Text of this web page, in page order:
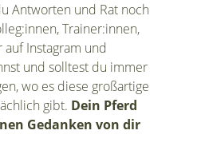
Antworten und Rat noch
Trainer:innen,
Instagram und
und solltest du immer
wo es diese großartige
gibt. Dein Pferd
Gedanken von dir